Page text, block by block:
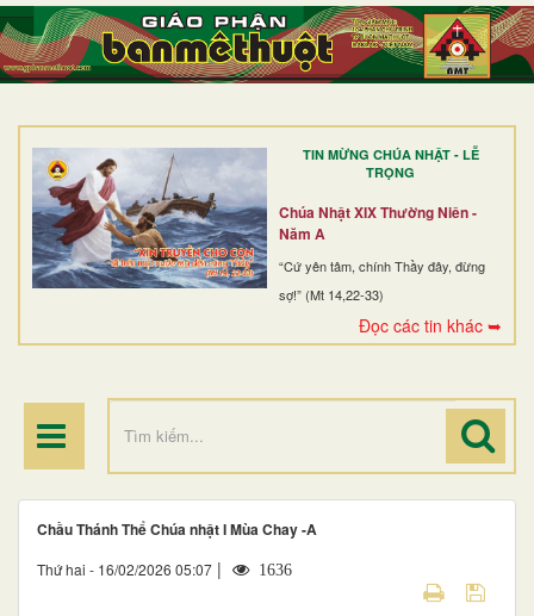
TIN MỪNG CHÚA NHẬT - LỄ
TRỌNG
Chúa Nhật XIX Thường Niên -
Năm A
“Cứ yên tâm, chính Thầy đây, đừng
sợ!” (Mt 14,22-33)
Đọc các tin khác ➥
TRANG NHẤT
GIỚI THIỆU
DÒNG TU
BAN MỤC VỤ
ĐOÀN THỂ CG
ĐIỂM HÀNH HƯƠNG
Chầu Thánh Thể Chúa nhật I Mùa Chay -A
Thứ hai - 16/02/2026 05:07 | 1636